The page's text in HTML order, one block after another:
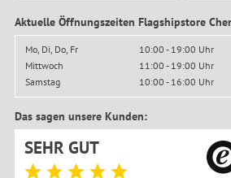
Aktuelle Öffnungszeiten Flagshipstore
Mo, Di, Do, Fr
10:00 - 19:00 Uhr
Mittwoch
11:00 - 19:00 Uhr
Samstag
10:00 - 16:00 Uhr
Das sagen unsere Kunden:
SEHR GUT